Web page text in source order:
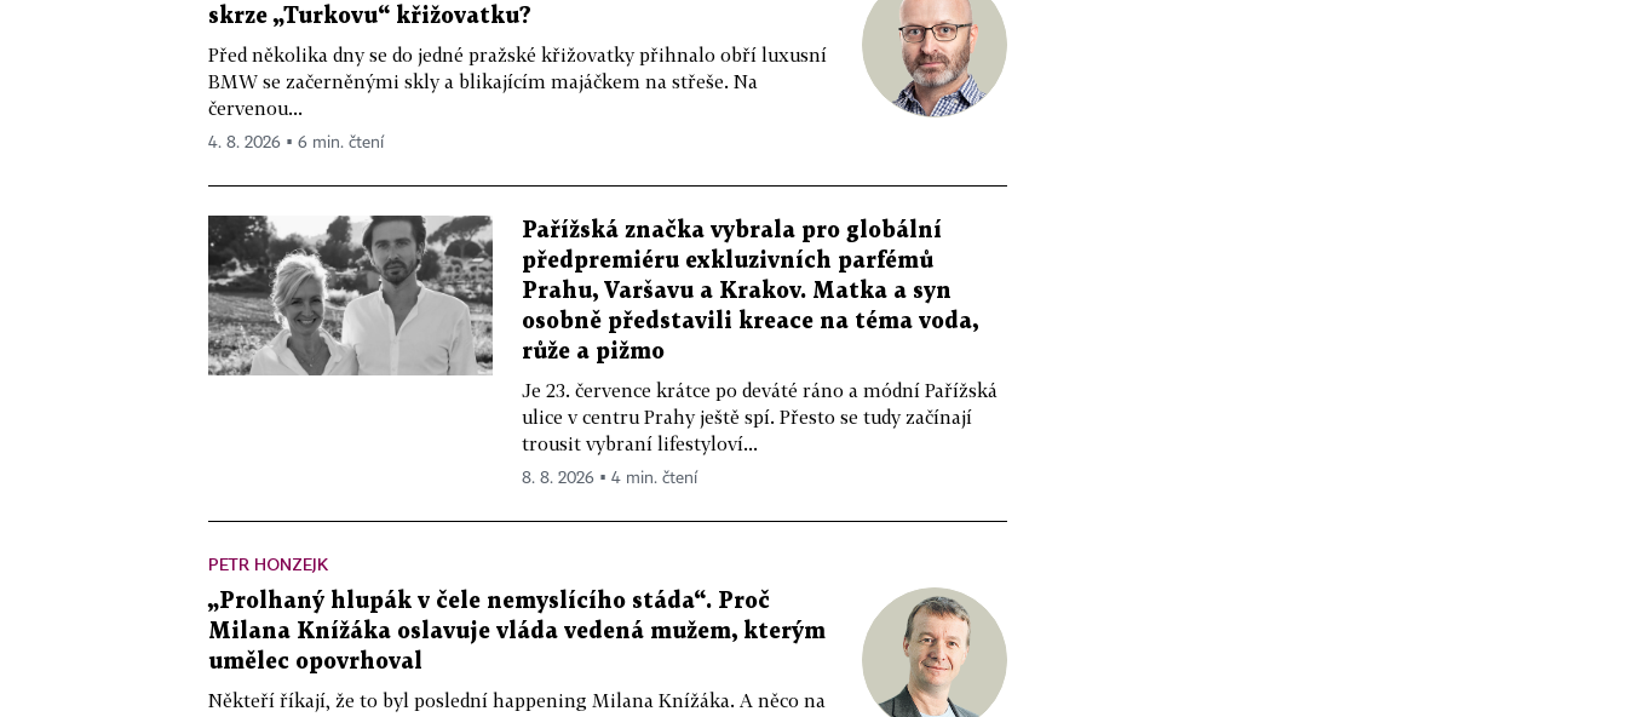
skrze „Turkovu“ křižovatku?
Před několika dny se do jedné pražské křižovatky přihnalo obří luxusní
BMW se začerněnými skly a blikajícím majáčkem na střeše. Na
červenou...
4. 8. 2026 ▪ 6 min. čtení
Pařížská značka vybrala pro globální
předpremiéru exkluzivních parfémů
Prahu, Varšavu a Krakov. Matka a syn
osobně představili kreace na téma voda,
růže a pižmo
Je 23. července krátce po deváté ráno a módní Pařížská
ulice v centru Prahy ještě spí. Přesto se tudy začínají
trousit vybraní lifestyloví...
8. 8. 2026 ▪ 4 min. čtení
PETR HONZEJK
„Prolhaný hlupák v čele nemyslícího stáda“. Proč
Milana Knížáka oslavuje vláda vedená mužem, kterým
umělec opovrhoval
Někteří říkají, že to byl poslední happening Milana Knížáka. A něco na